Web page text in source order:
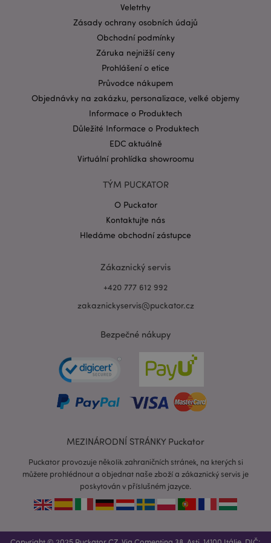
Veletrhy
Zásady ochrany osobních údajů
Obchodní podmínky
Záruka nejnižší ceny
Prohlášení o etice
Průvodce nákupem
Objednávky na zakázku, personalizace, velké objemy
Informace o Produktech
Důležité Informace o Produktech
EDC aktuálně
Virtuální prohlídka showroomu
TÝM PUCKATOR
O Puckator
Kontaktujte nás
Hledáme obchodní zástupce
Zákaznický servis
+420 777 612 992
zakaznickyservis@puckator.cz
Bezpečné nákupy
MEZINÁRODNÍ STRÁNKY Puckator
Puckator provozuje několik zahraničních stránek, na kterých si
můžete prohlédnout a objednat naše zboží a zákaznický servis je
poskytován v příslušném jazyce.
CookieScriptConsent
CookieScript
.puckator.cz
form_key
Adobe Inc.
.www.puckator.cz
recently_viewed_product_previous
Adobe Inc.
recently_compared_product_previous
Adobe Inc.
www.puckator.cz
PHPSESSID PHP.net 1
Zásadách ochrany osobních údajů společnosti